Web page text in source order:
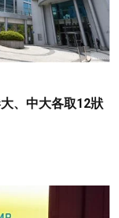
、中大各取12狀